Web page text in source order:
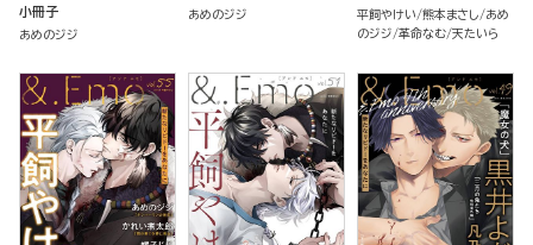
小冊子
あめのジジ
あめのジジ 平飼やけい 熊本まさし
あめ
のジジ 革命なむ 天たいら